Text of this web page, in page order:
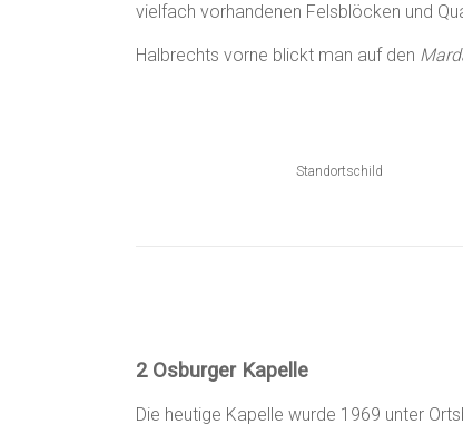
vielfach vorhandenen Felsblöcken und
Halbrechts vorne blickt man auf den
Standortschild
2 Osburger Kapelle
Die heutige Kapelle wurde 1969 unter